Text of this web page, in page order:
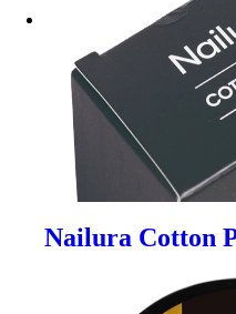
Nailura Cotton